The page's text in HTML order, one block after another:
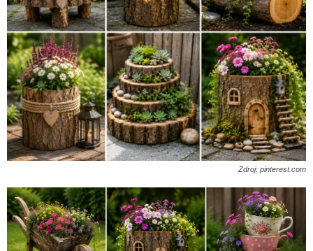
Zdroj: pinterest.com